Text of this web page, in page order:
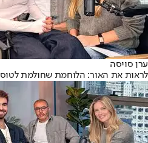
ערן סויסה
לראות את האור: הלוחמת שחולמת לטוס